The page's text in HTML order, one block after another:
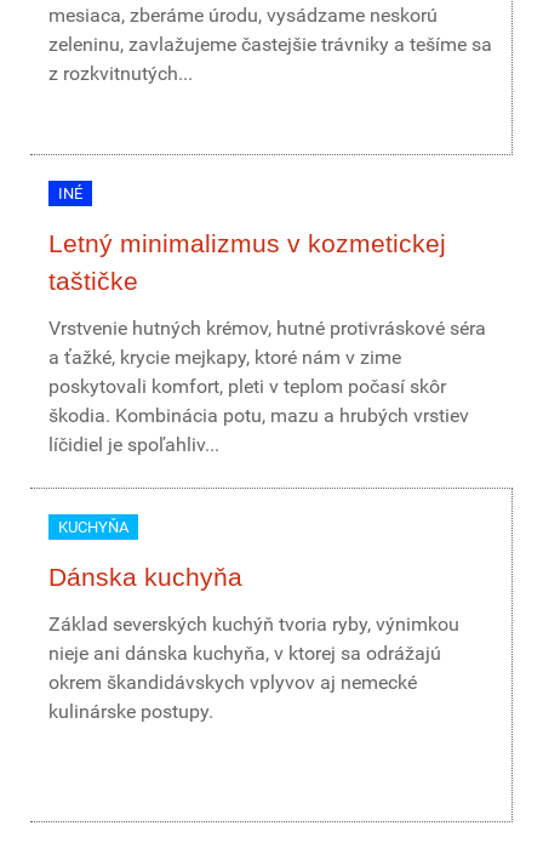
mesiaca, zberáme úrodu, vysádzame neskorú
zeleninu, zavlažujeme častejšie trávniky a tešíme sa
z rozkvitnutých...
INÉ
Letný minimalizmus v kozmetickej
taštičke
Vrstvenie hutných krémov, hutné protivráskové séra
a ťažké, krycie mejkapy, ktoré nám v zime
poskytovali komfort, pleti v teplom počasí skôr
škodia. Kombinácia potu, mazu a hrubých vrstiev
líčidiel je spoľahliv...
KUCHYŇA
Dánska kuchyňa
Základ severských kuchýň tvoria ryby, výnimkou
nieje ani dánska kuchyňa, v ktorej sa odrážajú
okrem škandidávskych vplyvov aj nemecké
kulinárske postupy.